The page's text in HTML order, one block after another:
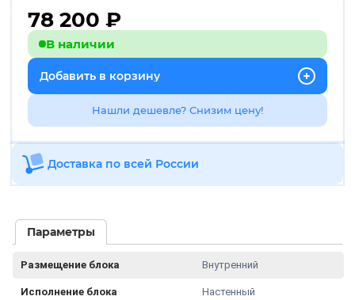
78 200 ₽
В наличии
Добавить в корзину
Нашли дешевле? Снизим цену!
Доставка по всей России
Параметры
Размещение блока Внутренний
Исполнение блока Настенный